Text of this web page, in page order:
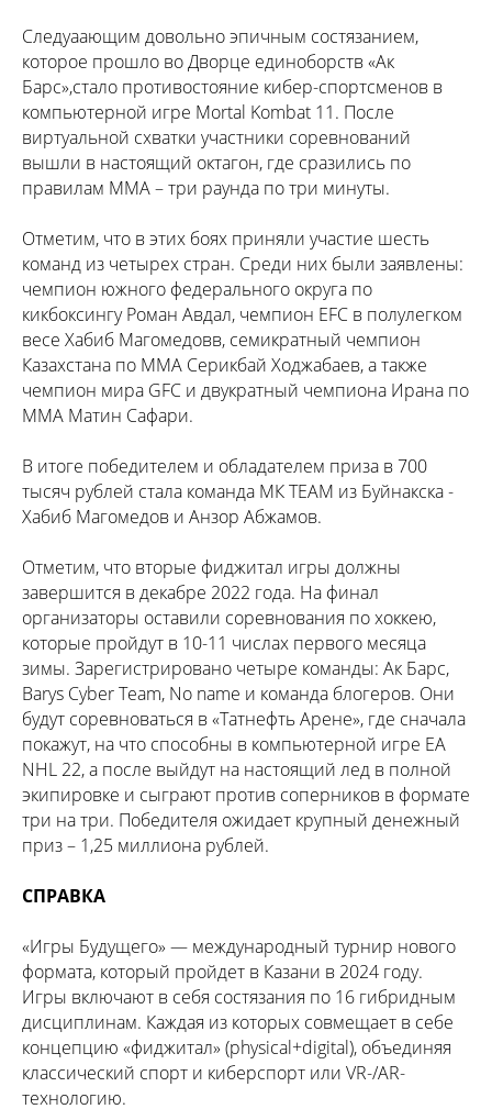
Следуаающим довольно эпичным состязанием,
которое прошло во Дворце единоборств «Ак
Барс»,стало противостояние кибер-спортсменов в
компьютерной игре Mortal Kombat 11. После
виртуальной схватки участники соревнований
вышли в настоящий октагон, где сразились по
правилам MMA – три раунда по три минуты.
Отметим, что в этих боях приняли участие шесть
команд из четырех стран. Среди них были заявлены:
чемпион южного федерального округа по
кикбоксингу Роман Авдал, чемпион EFC в полулегком
весе Хабиб Магомедовв, семикратный чемпион
Казахстана по ММА Серикбай Ходжабаев, а также
чемпион мира GFC и двукратный чемпиона Ирана по
ММА Матин Сафари.
В итоге победителем и обладателем приза в 700
тысяч рублей стала команда МК TEAM из Буйнакска -
Хабиб Магомедов и Анзор Абжамов.
Отметим, что вторые фиджитал игры должны
завершится в декабре 2022 года. На финал
организаторы оставили соревнования по хоккею,
которые пройдут в 10-11 числах первого месяца
зимы. Зарегистрировано четыре команды: Ак Барс,
Barys Cyber Team, No name и команда блогеров. Они
будут соревноваться в «Татнефть Арене», где сначала
покажут, на что способны в компьютерной игре EA
NHL 22, а после выйдут на настоящий лед в полной
экипировке и сыграют против соперников в формате
три на три. Победителя ожидает крупный денежный
приз – 1,25 миллиона рублей.
СПРАВКА
«Игры Будущего» — международный турнир нового
формата, который пройдет в Казани в 2024 году.
Игры включают в себя состязания по 16 гибридным
дисциплинам. Каждая из которых совмещает в себе
концепцию «фиджитал» (physical+digital), объединяя
классический спорт и киберспорт или VR-/AR-
технологию.